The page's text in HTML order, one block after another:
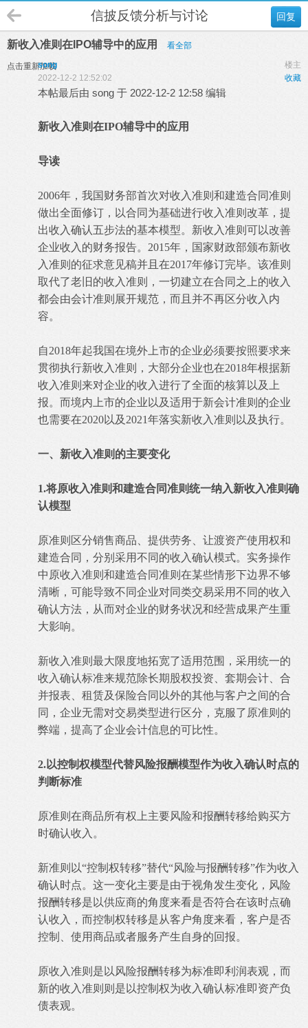
回复
信披反馈分析与讨论
新收入准则在IPO辅导中的应用 看全部
点击重新加载 楼主
song
收藏
2022-12-2 12:52:02
本帖最后由 song 于 2022-12-2 12:58 编辑
新收入准则在IPO辅导中的应用
导读
2006年，我国财务部首次对收入准则和建造合同准则
做出全面修订，以合同为基础进行收入准则改革，提
出收入确认五步法的基本模型。新收入准则可以改善
企业收入的财务报告。2015年，国家财政部颁布新收
入准则的征求意见稿并且在2017年修订完毕。该准则
取代了老旧的收入准则，一切建立在合同之上的收入
都会由会计准则展开规范，而且并不再区分收入内
容。
自2018年起我国在境外上市的企业必须要按照要求来
贯彻执行新收入准则，大部分企业也在2018年根据新
收入准则来对企业的收入进行了全面的核算以及上
报。而境内上市的企业以及适用于新会计准则的企业
也需要在2020以及2021年落实新收入准则以及执行。
一、新收入准则的主要变化
1.将原收入准则和建造合同准则统一纳入新收入准则确
认模型
原准则区分销售商品、提供劳务、让渡资产使用权和
建造合同，分别采用不同的收入确认模式。实务操作
中原收入准则和建造合同准则在某些情形下边界不够
清晰，可能导致不同企业对同类交易采用不同的收入
确认方法，从而对企业的财务状况和经营成果产生重
大影响。
新收入准则最大限度地拓宽了适用范围，采用统一的
收入确认标准来规范除长期股权投资、套期会计、合
并报表、租赁及保险合同以外的其他与客户之间的合
同，企业无需对交易类型进行区分，克服了原准则的
弊端，提高了企业会计信息的可比性。
2.以控制权模型代替风险报酬模型作为收入确认时点的
判断标准
原准则在商品所有权上主要风险和报酬转移给购买方
时确认收入。
新准则以“控制权转移”替代“风险与报酬转移”作为收入
确认时点。这一变化主要是由于视角发生变化，风险
报酬转移是以供应商的角度来看是否符合在该时点确
认收入，而控制权转移是从客户角度来看，客户是否
控制、使用商品或者服务产生自身的回报。
原收入准则是以风险报酬转移为标准即利润表观，而
新的收入准则则是以控制权为收入确认标准即资产负
债表观。